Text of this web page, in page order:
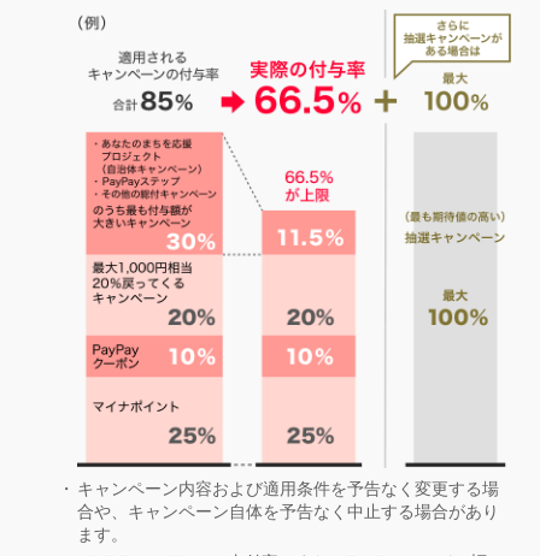
キャンペーン内容および適用条件を予告なく変更する場
合や、キャンペーン自体を予告なく中止する場合があり
ます。